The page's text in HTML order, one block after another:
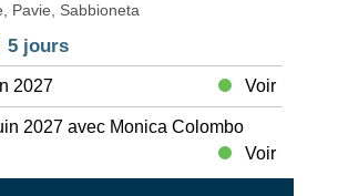
Pavie, Sabbioneta
5 jours
2027 Voir
2027 avec Monica Colombo
Voir